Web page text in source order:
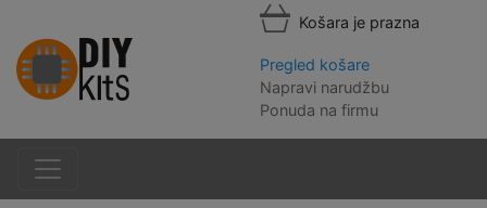
Košara je prazna
Pregled košare
Napravi narudžbu
Ponuda na firmu